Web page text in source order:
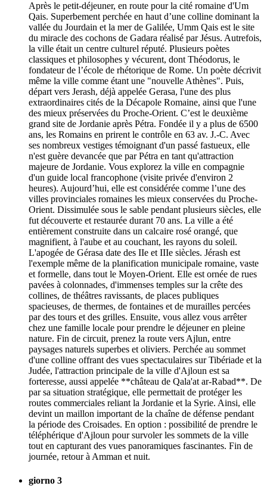
Après le petit-déjeuner, en route pour la cité romaine d'Um
Qais. Superbement perchée en haut d’une colline dominant la
vallée du Jourdain et la mer de Galilée, Umm Qais est le site
du miracle des cochons de Gadara réalisé par Jésus. Autrefois,
la ville était un centre culturel réputé. Plusieurs poètes
classiques et philosophes y vécurent, dont Théodorus, le
fondateur de l’école de rhétorique de Rome. Un poète décrivit
même la ville comme étant une "nouvelle Athènes". Puis,
départ vers Jerash, déjà appelée Gerasa, l'une des plus
extraordinaires cités de la Décapole Romaine, ainsi que l'une
des mieux préservées du Proche-Orient. C’est le deuxième
grand site de Jordanie après Pétra. Fondée il y a plus de 6500
ans, les Romains en prirent le contrôle en 63 av. J.-C. Avec
ses nombreux vestiges témoignant d'un passé fastueux, elle
n'est guère devancée que par Pétra en tant qu'attraction
majeure de Jordanie. Vous explorez la ville en compagnie
d'un guide local francophone (visite privée d'environ 2
heures). Aujourd’hui, elle est considérée comme l’une des
villes provinciales romaines les mieux conservées du Proche-
Orient. Dissimulée sous le sable pendant plusieurs siècles, elle
fut découverte et restaurée durant 70 ans. La ville a été
entièrement construite dans un calcaire rosé orangé, que
magnifient, à l'aube et au couchant, les rayons du soleil.
L'apogée de Gérasa date des IIe et IIIe siècles. Jérash est
l'exemple même de la planification municipale romaine, vaste
et formelle, dans tout le Moyen-Orient. Elle est ornée de rues
pavées à colonnades, d'immenses temples sur la crête des
collines, de théâtres ravissants, de places publiques
spacieuses, de thermes, de fontaines et de murailles percées
par des tours et des grilles. Ensuite, vous allez vous arrêter
chez une famille locale pour prendre le déjeuner en pleine
nature. Fin de circuit, prenez la route vers Ajlun, entre
paysages naturels superbes et oliviers. Perchée au sommet
d'une colline offrant des vues spectaculaires sur Tibériade et la
Judée, l'attraction principale de la ville d'Ajloun est sa
forteresse, aussi appelée **château de Qala'at ar-Rabad**. De
par sa situation stratégique, elle permettait de protéger les
routes commerciales reliant la Jordanie et la Syrie. Ainsi, elle
devint un maillon important de la chaîne de défense pendant
la période des Croisades. En option : possibilité de prendre le
téléphérique d'Ajloun pour survoler les sommets de la ville
tout en capturant des vues panoramiques fascinantes. Fin de
journée, retour à Amman et nuit.
giorno 3